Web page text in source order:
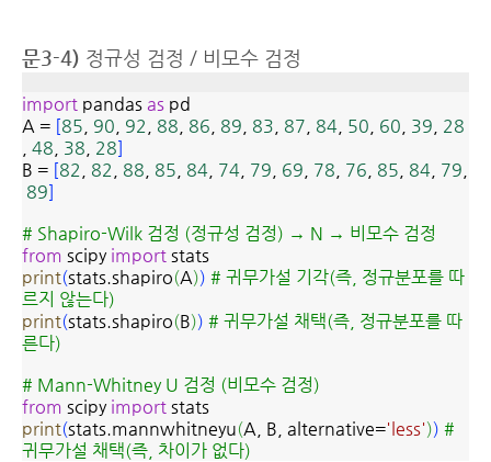
문3-4) 정규성 검정 / 비모수 검정
import pandas as pd
A = [85 90 92 88 86 89 83 87 84 50 60 39 28
48 38 28]
B = [82 82 88 85 84 74 79 69 78 76 85 84 79
89]
# Shapiro-Wilk 검정 (정규성 검정) → N → 비모수 검정
from scipy import stats
print(stats.shapiro(A)) # 귀무가설 기각(즉, 정규분포를 따
르지 않는다)
print(stats.shapiro(B)) # 귀무가설 채택(즉, 정규분포를 따
른다)
# Mann-Whitney U 검정 (비모수 검정)
from scipy import stats
print(stats.mannwhitneyu(A, B, alternative='less')) #
귀무가설 채택(즉, 차이가 없다)